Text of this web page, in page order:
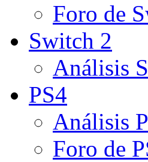
Foro de
Switch 2
Análisis
PS4
Análisis
Foro de